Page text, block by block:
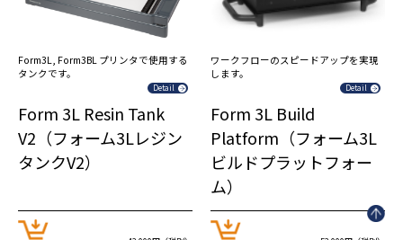
Form3L, Form3BL プリンタで使用する
タンクです。
Detail
Form 3L Resin Tank
V2（フォーム3Lレジン
タンクV2）
ワークフローのスピードアップを実現
します。
Detail
Form 3L Build
Platform（フォーム3L
ビルドプラットフォー
ム）